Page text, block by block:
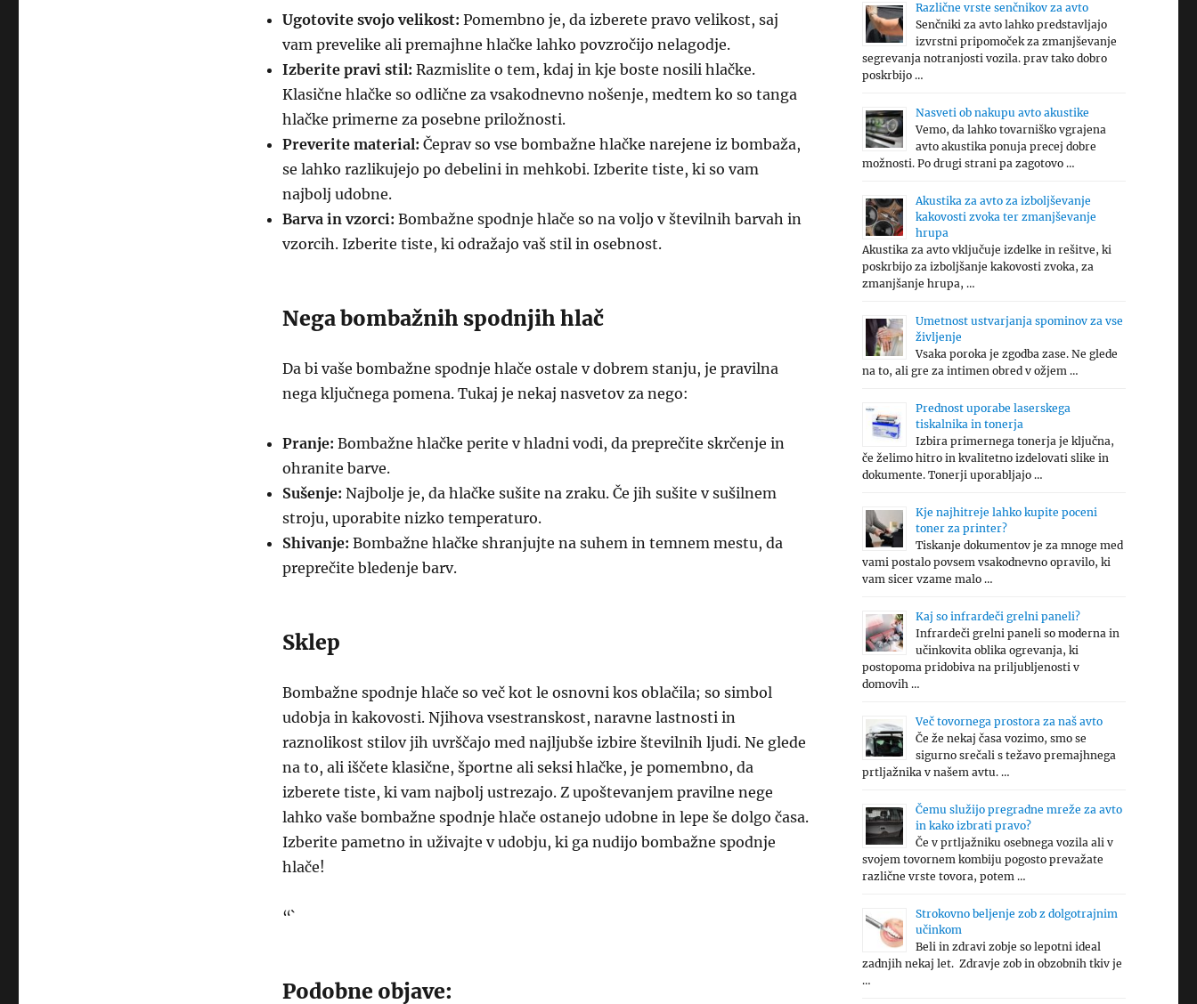
Ugotovite svojo velikost: Pomembno je, da izberete pravo velikost, saj
vam prevelike ali premajhne hlačke lahko povzročijo nelagodje.
Izberite pravi stil: Razmislite o tem, kdaj in kje boste nosili hlačke.
Klasične hlačke so odlične za vsakodnevno nošenje, medtem ko so tanga
hlačke primerne za posebne priložnosti.
Preverite material: Čeprav so vse bombažne hlačke narejene iz bombaža,
se lahko razlikujejo po debelini in mehkobi. Izberite tiste, ki so vam
najbolj udobne.
Barva in vzorci: Bombažne spodnje hlače so na voljo v številnih barvah in
vzorcih. Izberite tiste, ki odražajo vaš stil in osebnost.
Nega bombažnih spodnjih hlač
Da bi vaše bombažne spodnje hlače ostale v dobrem stanju, je pravilna
nega ključnega pomena. Tukaj je nekaj nasvetov za nego:
Pranje: Bombažne hlačke perite v hladni vodi, da preprečite skrčenje in
ohranite barve.
Sušenje: Najbolje je, da hlačke sušite na zraku. Če jih sušite v sušilnem
stroju, uporabite nizko temperaturo.
Shivanje: Bombažne hlačke shranjujte na suhem in temnem mestu, da
preprečite bledenje barv.
Sklep
Bombažne spodnje hlače so več kot le osnovni kos oblačila; so simbol
udobja in kakovosti. Njihova vsestranskost, naravne lastnosti in
raznolikost stilov jih uvrščajo med najljubše izbire številnih ljudi. Ne glede
na to, ali iščete klasične, športne ali seksi hlačke, je pomembno, da
izberete tiste, ki vam najbolj ustrezajo. Z upoštevanjem pravilne nege
lahko vaše bombažne spodnje hlače ostanejo udobne in lepe še dolgo časa.
Izberite pametno in uživajte v udobju, ki ga nudijo bombažne spodnje
hlače!
“`
Podobne objave:
Različne vrste senčnikov za avto
Senčniki za avto lahko predstavljajo
izvrstni pripomoček za zmanjševanje
segrevanja notranjosti vozila. prav tako dobro
poskrbijo …
Nasveti ob nakupu avto akustike
Vemo, da lahko tovarniško vgrajena
avto akustika ponuja precej dobre
možnosti. Po drugi strani pa zagotovo …
Akustika za avto za izboljševanje
kakovosti zvoka ter zmanjševanje
hrupa
Akustika za avto vključuje izdelke in rešitve, ki
poskrbijo za izboljšanje kakovosti zvoka, za
zmanjšanje hrupa, …
Umetnost ustvarjanja spominov za vse
življenje
Vsaka poroka je zgodba zase. Ne glede
na to, ali gre za intimen obred v ožjem …
Prednost uporabe laserskega
tiskalnika in tonerja
Izbira primernega tonerja je ključna,
če želimo hitro in kvalitetno izdelovati slike in
dokumente. Tonerji uporabljajo …
Kje najhitreje lahko kupite poceni
toner za printer?
Tiskanje dokumentov je za mnoge med
vami postalo povsem vsakodnevno opravilo, ki
vam sicer vzame malo …
Kaj so infrardeči grelni paneli?
Infrardeči grelni paneli so moderna in
učinkovita oblika ogrevanja, ki
postopoma pridobiva na priljubljenosti v
domovih …
Več tovornega prostora za naš avto
Če že nekaj časa vozimo, smo se
sigurno srečali s težavo premajhnega
prtljažnika v našem avtu. …
Čemu služijo pregradne mreže za avto
in kako izbrati pravo?
Če v prtljažniku osebnega vozila ali v
svojem tovornem kombiju pogosto prevažate
različne vrste tovora, potem …
Strokovno beljenje zob z dolgotrajnim
učinkom
Beli in zdravi zobje so lepotni ideal
zadnjih nekaj let. Zdravje zob in obzobnih tkiv je
…